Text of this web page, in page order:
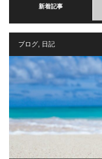
新着記事
ブログ 日記